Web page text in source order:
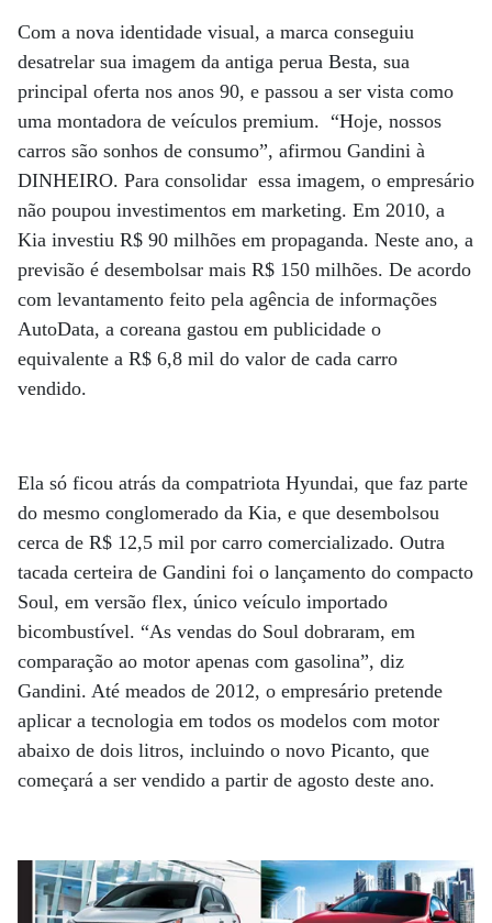
Com a nova identidade visual, a marca conseguiu
desatrelar sua imagem da antiga perua Besta, sua
principal oferta nos anos 90, e passou a ser vista como
uma montadora de veículos premium. “Hoje, nossos
carros são sonhos de consumo”, afirmou Gandini à
DINHEIRO. Para consolidar essa imagem, o empresário
não poupou investimentos em marketing. Em 2010, a
Kia investiu R$ 90 milhões em propaganda. Neste ano, a
previsão é desembolsar mais R$ 150 milhões. De acordo
com levantamento feito pela agência de informações
AutoData, a coreana gastou em publicidade o
equivalente a R$ 6,8 mil do valor de cada carro
vendido.
Ela só ficou atrás da compatriota Hyundai, que faz parte
do mesmo conglomerado da Kia, e que desembolsou
cerca de R$ 12,5 mil por carro comercializado. Outra
tacada certeira de Gandini foi o lançamento do compacto
Soul, em versão flex, único veículo importado
bicombustível. “As vendas do Soul dobraram, em
comparação ao motor apenas com gasolina”, diz
Gandini. Até meados de 2012, o empresário pretende
aplicar a tecnologia em todos os modelos com motor
abaixo de dois litros, incluindo o novo Picanto, que
começará a ser vendido a partir de agosto deste ano.